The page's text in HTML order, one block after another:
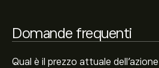
Domande frequenti
Qual è il prezzo attuale dell'azione
negli ultimi 3 mesi, il consenso